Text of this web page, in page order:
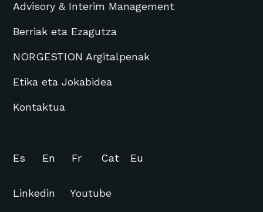
Advisory & Interim Management
Berriak eta Ezagutza
NORGESTION Argitalpenak
Etika eta Jokabidea
Kontaktua
Es En Fr Cat Eu
Linkedin Youtube